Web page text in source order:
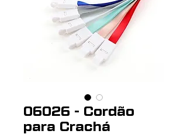
06026 - Cordão
para Crachá